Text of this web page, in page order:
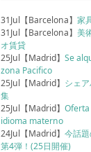
31Jul【Barcelona】家
31Jul【Barcelona】美
オ賃貸
25Jul【Madrid】Se
zona Pacifico
25Jul【Madrid】 シェ
集
25Jul【Madrid】
idioma materno
24Jul【Madrid】今話
第4弾！(25日開催)